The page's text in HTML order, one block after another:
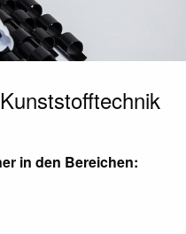
in den Bereichen: